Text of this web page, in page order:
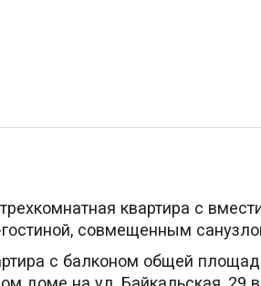
квартира с
совмещенным
с балконом общей